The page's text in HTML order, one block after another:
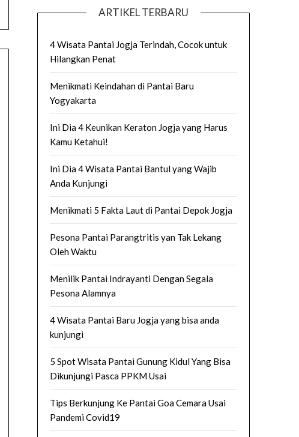
ARTIKEL TERBARU
4 Wisata Pantai Jogja Terindah, Cocok untuk
Hilangkan Penat
Menikmati Keindahan di Pantai Baru
Yogyakarta
Ini Dia 4 Keunikan Keraton Jogja yang Harus
Kamu Ketahui!
Ini Dia 4 Wisata Pantai Bantul yang Wajib
Anda Kunjungi
Menikmati 5 Fakta Laut di Pantai Depok Jogja
Pesona Pantai Parangtritis yan Tak Lekang
Oleh Waktu
Menilik Pantai Indrayanti Dengan Segala
Pesona Alamnya
4 Wisata Pantai Baru Jogja yang bisa anda
kunjungi
5 Spot Wisata Pantai Gunung Kidul Yang Bisa
Dikunjungi Pasca PPKM Usai
Tips Berkunjung Ke Pantai Goa Cemara Usai
Pandemi Covid19